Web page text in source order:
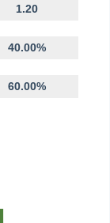
1.20
40.00%
60.00%